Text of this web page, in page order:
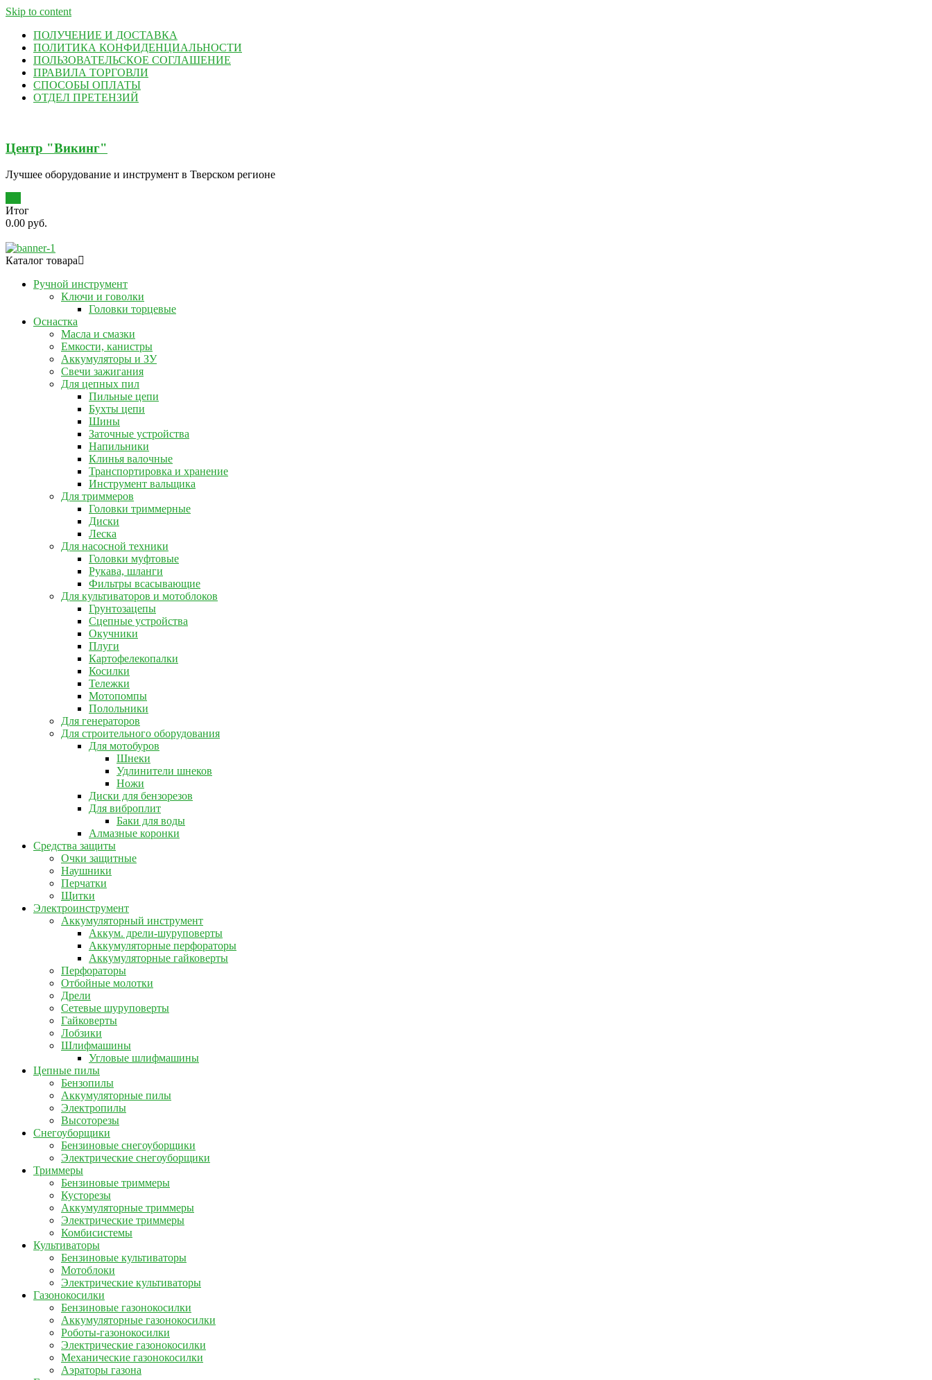
Skip to content
ПОЛУЧЕНИЕ И ДОСТАВКА
ПОЛИТИКА КОНФИДЕНЦИАЛЬНОСТИ
ПОЛЬЗОВАТЕЛЬСКОЕ СОГЛАШЕНИЕ
ПРАВИЛА ТОРГОВЛИ
СПОСОБЫ ОПЛАТЫ
ОТДЕЛ ПРЕТЕНЗИЙ
Центр "Викинг"
Лучшее оборудование и инструмент в Тверском регионе
Итог
0.00 руб.
Каталог товара
Ручной инструмент
Ключи и говолки
Головки торцевые
Оснастка
Масла и смазки
Емкости, канистры
Аккумуляторы и ЗУ
Свечи зажигания
Для цепных пил
Пильные цепи
Бухты цепи
Шины
Заточные устройства
Напильники
Клинья валочные
Транспортировка и хранение
Инструмент вальщика
Для триммеров
Головки триммерные
Диски
Леска
Для насосной техники
Головки муфтовые
Рукава, шланги
Фильтры всасывающие
Для культиваторов и мотоблоков
Грунтозацепы
Сцепные устройства
Окучники
Плуги
Картофелекопалки
Косилки
Тележки
Мотопомпы
Полольники
Для генераторов
Для строительного оборудования
Для мотобуров
Шнеки
Удлинители шнеков
Ножи
Диски для бензорезов
Для виброплит
Баки для воды
Алмазные коронки
Средства защиты
Очки защитные
Наушники
Перчатки
Щитки
Электроинструмент
Аккумуляторный инструмент
Аккум. дрели-шуруповерты
Аккумуляторные перфораторы
Аккумуляторные гайковерты
Перфораторы
Отбойные молотки
Дрели
Сетевые шуруповерты
Гайковерты
Лобзики
Шлифмашины
Угловые шлифмашины
Цепные пилы
Бензопилы
Аккумуляторные пилы
Электропилы
Высоторезы
Снегоуборщики
Бензиновые снегоуборщики
Электрические снегоуборщики
Триммеры
Бензиновые триммеры
Кусторезы
Аккумуляторные триммеры
Электрические триммеры
Комбисистемы
Культиваторы
Бензиновые культиваторы
Мотоблоки
Электрические культиваторы
Газонокосилки
Бензиновые газонокосилки
Аккумуляторные газонокосилки
Роботы-газонокосилки
Электрические газонокосилки
Механические газонокосилки
Аэраторы газона